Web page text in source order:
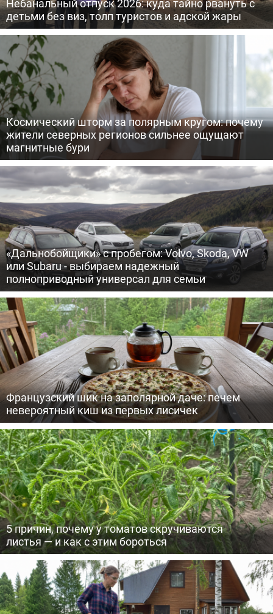
Небанальный отпуск 2026: куда тайно рвануть с
детьми без виз, толп туристов и адской жары
Космический шторм за полярным кругом: почему
жители северных регионов сильнее ощущают
магнитные бури
«Дальнобойщики» с пробегом: Volvo, Skoda, VW
или Subaru - выбираем надежный
полноприводный универсал для семьи
Французский шик на заполярной даче: печем
невероятный киш из первых лисичек
5 причин, почему у томатов скручиваются
листья — и как с этим бороться